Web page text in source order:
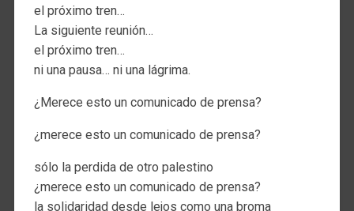
el próximo tren…
La siguiente reunión…
el próximo tren…
ni una pausa… ni una lágrima.
¿Merece esto un comunicado de prensa?
¿merece esto un comunicado de prensa?
sólo la perdida de otro palestino
¿merece esto un comunicado de prensa?
la solidaridad desde lejos como una broma